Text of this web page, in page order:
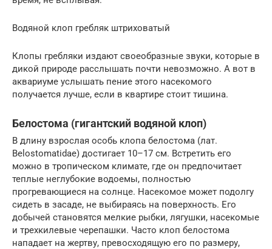
Водяной клоп гребляк штриховатый
Клопы гребляки издают своеобразные звуки, которые в
дикой природе расслышать почти невозможно. А вот в
аквариуме услышать пение этого насекомого
получается лучше, если в квартире стоит тишина.
Белостома (гигантский водяной клоп)
В длину взрослая особь клопа белостома (лат.
Belostomatidae) достигает 10–17 см. Встретить его
можно в тропическом климате, где он предпочитает
теплые неглубокие водоемы, полностью
прогревающиеся на солнце. Насекомое может подолгу
сидеть в засаде, не выбираясь на поверхность. Его
добычей становятся мелкие рыбки, лягушки, насекомые
и трехкилевые черепашки. Часто клоп белостома
нападает на жертву, превосходящую его по размеру,